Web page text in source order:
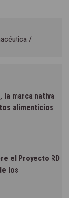
/
la marca nativa
alimenticios
el Proyecto RD
los